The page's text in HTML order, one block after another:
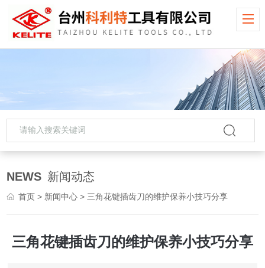
NEWS 新闻动态
首页 > 新闻中心 > 三角花键插齿刀的维护保养小技巧分享
三角花键插齿刀的维护保养小技巧分享